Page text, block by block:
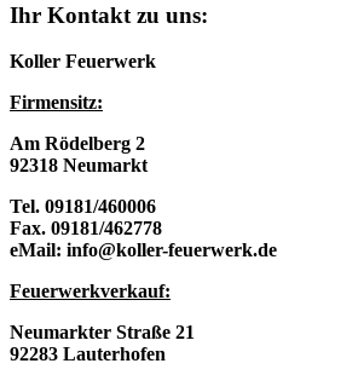
Ihr Kontakt zu uns:
Koller Feuerwerk
Firmensitz:
Am Rödelberg 2
92318 Neumarkt
Tel. 09181/460006
Fax. 09181/462778
eMail: info@koller-feuerwerk.de
Feuerwerkverkauf:
Neumarkter Straße 21
92283 Lauterhofen